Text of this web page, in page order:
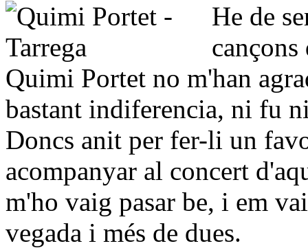
He de
Quimi Portet no m'han
bastant indiferencia, ni fu
Doncs anit per fer-li un
acompanyar al concert
m'ho vaig pasar be, i em
vegada i més de dues.